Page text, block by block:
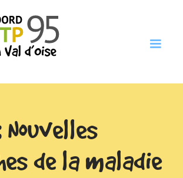
Nouvelles
de la maladie